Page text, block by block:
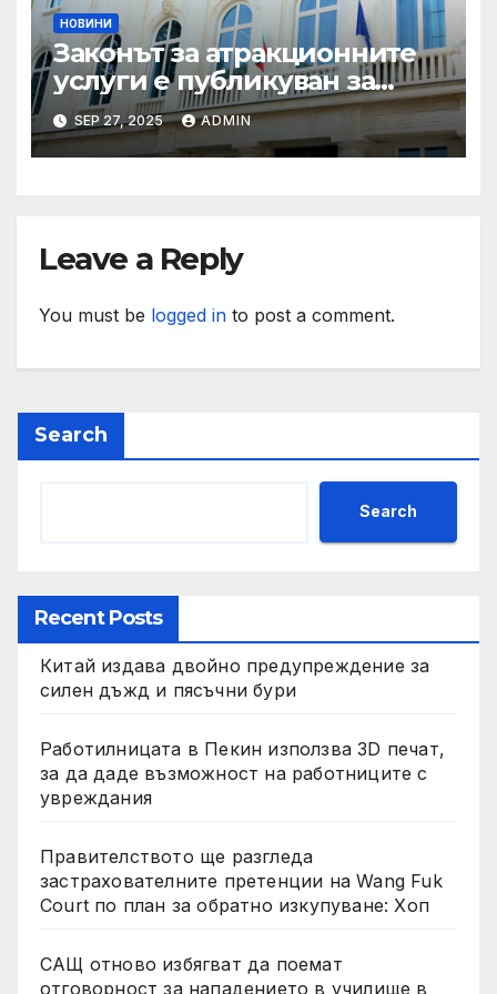
НОВИНИ
Законът за атракционните
услуги е публикуван за
обществено обсъждане
SEP 27, 2025 ADMIN
Leave a Reply
You must be logged in to post a comment.
Search
Search
Recent Posts
Китай издава двойно предупреждение за
силен дъжд и пясъчни бури
Работилницата в Пекин използва 3D печат,
за да даде възможност на работниците с
увреждания
Правителството ще разгледа
застрахователните претенции на Wang Fuk
Court по план за обратно изкупуване: Хоп
САЩ отново избягват да поемат
отговорност за нападението в училище в